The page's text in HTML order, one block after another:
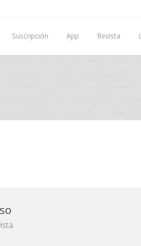
Suscripción App Revista